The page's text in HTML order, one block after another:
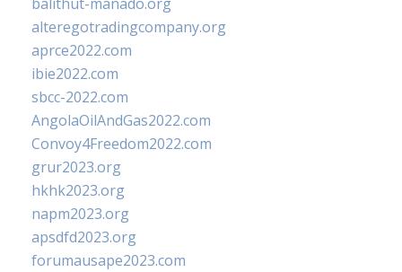
alteregotradingcompany.org
aprce2022.com
ibie2022.com
sbcc-2022.com
AngolaOilAndGas2022.com
Convoy4Freedom2022.com
grur2023.org
hkhk2023.org
napm2023.org
apsdfd2023.org
forumausape2023.com